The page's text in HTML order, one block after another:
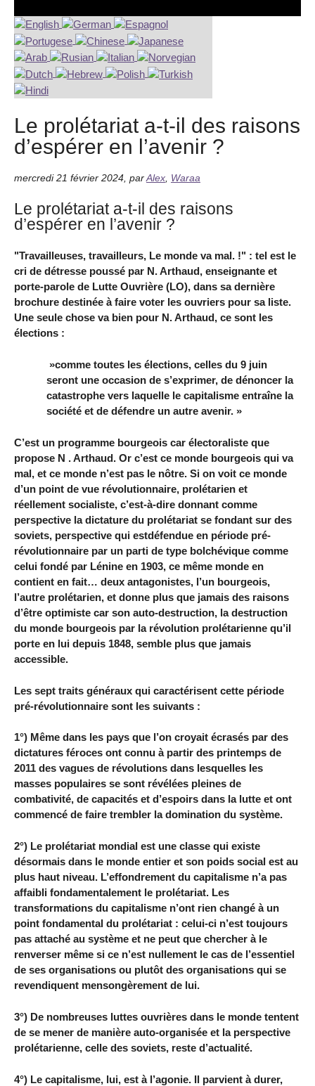
Le prolétariat a-t-il des raisons
d’espérer en l’avenir ?
mercredi 21 février 2024 par Alex Waraa
Le prolétariat a-t-il des raisons
d’espérer en l’avenir ?
"Travailleuses, travailleurs, Le monde va mal. !" : tel est le
cri de détresse poussé par N. Arthaud, enseignante et
porte-parole de Lutte Ouvrière (LO), dans sa dernière
brochure destinée à faire voter les ouvriers pour sa liste.
Une seule chose va bien pour N. Arthaud, ce sont les
élections :
»comme toutes les élections, celles du 9 juin
seront une occasion de s’exprimer, de dénoncer la
catastrophe vers laquelle le capitalisme entraîne la
société et de défendre un autre avenir. »
C’est un programme bourgeois car électoraliste que
propose N . Arthaud. Or c’est ce monde bourgeois qui va
mal, et ce monde n’est pas le nôtre. Si on voit ce monde
d’un point de vue révolutionnaire, prolétarien et
réellement socialiste, c’est-à-dire donnant comme
perspective la dictature du prolétariat se fondant sur des
soviets, perspective qui estdéfendue en période pré-
révolutionnaire par un parti de type bolchévique comme
celui fondé par Lénine en 1903, ce même monde en
contient en fait… deux antagonistes, l’un bourgeois,
l’autre prolétarien, et donne plus que jamais des raisons
d’être optimiste car son auto-destruction, la destruction
du monde bourgeois par la révolution prolétarienne qu’il
porte en lui depuis 1848, semble plus que jamais
accessible.
Les sept traits généraux qui caractérisent cette période
pré-révolutionnaire sont les suivants :
1°) Même dans les pays que l’on croyait écrasés par des
dictatures féroces ont connu à partir des printemps de
2011 des vagues de révolutions dans lesquelles les
masses populaires se sont révélées pleines de
combativité, de capacités et d’espoirs dans la lutte et ont
commencé de faire trembler la domination du système.
2°) Le prolétariat mondial est une classe qui existe
désormais dans le monde entier et son poids social est au
plus haut niveau. L’effondrement du capitalisme n’a pas
affaibli fondamentalement le prolétariat. Les
transformations du capitalisme n’ont rien changé à un
point fondamental du prolétariat : celui-ci n’est toujours
pas attaché au système et ne peut que chercher à le
renverser même si ce n’est nullement le cas de l’essentiel
de ses organisations ou plutôt des organisations qui se
revendiquent mensongèrement de lui.
3°) De nombreuses luttes ouvrières dans le monde tentent
de se mener de manière auto-organisée et la perspective
prolétarienne, celle des soviets, reste d’actualité.
4°) Le capitalisme, lui, est à l’agonie. Il parvient à durer,